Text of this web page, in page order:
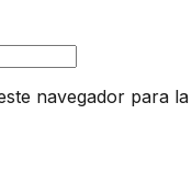
navegador para la